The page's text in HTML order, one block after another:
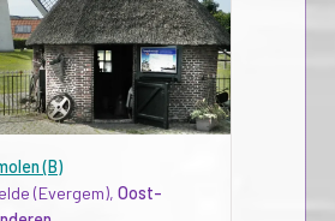
(B)
(Evergem), Oost-